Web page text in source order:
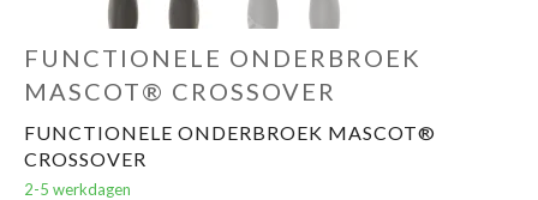
FUNCTIONELE ONDERBROEK
MASCOT® CROSSOVER
FUNCTIONELE ONDERBROEK MASCOT®
CROSSOVER
2-5 werkdagen